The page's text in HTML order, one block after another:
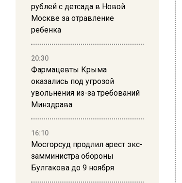
рублей с детсада в Новой
Москве за отравление
ребенка
20:30
Фармацевты Крыма
оказались под угрозой
увольнения из-за требований
Минздрава
16:10
Мосгорсуд продлил арест экс-
замминистра обороны
Булгакова до 9 ноября